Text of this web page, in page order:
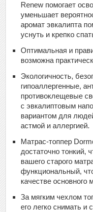
Renew помогает
уменьшает
аромат эвкалипта
уснуть и крепко
Оптимальная и
возможна
Экологичность,
гипоаллергенные,
противоклещевые
с эвкалиптовым
вариантом для
астмой и аллергией.
Матрас-топпер
достаточно тонкий,
вашего старого
функциональный,
качестве основного
За мягким чехлом
его легко снимать и